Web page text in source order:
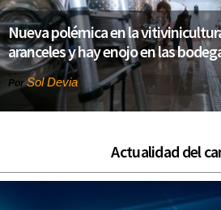
Nueva polémica en la
aranceles y hay enojo en las
PorSol Devia
Actualidad del